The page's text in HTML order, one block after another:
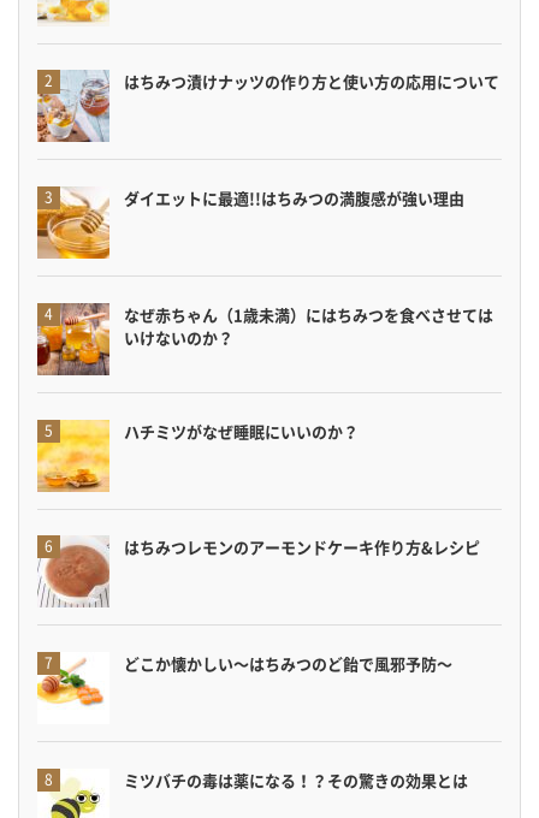
はちみつ漬けナッツの作り方と使い方の応用について
ダイエットに最適!!はちみつの満腹感が強い理由
なぜ赤ちゃん（1歳未満）にはちみつを食べさせては
いけないのか？
ハチミツがなぜ睡眠にいいのか？
はちみつレモンのアーモンドケーキ作り方&レシピ
どこか懐かしい〜はちみつのど飴で風邪予防〜
ミツバチの毒は薬になる！？その驚きの効果とは